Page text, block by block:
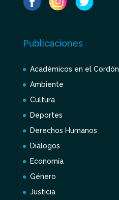
Publicaciones
Académicos en el Cordón
Ambiente
Cultura
Deportes
Derechos Humanos
Diálogos
Economía
Género
Justicia